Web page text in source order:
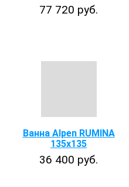
77 720 руб.
Ванна Alpen RUMINA
135x135
36 400 руб.